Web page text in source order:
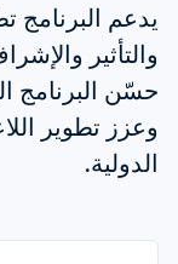
الدولية.